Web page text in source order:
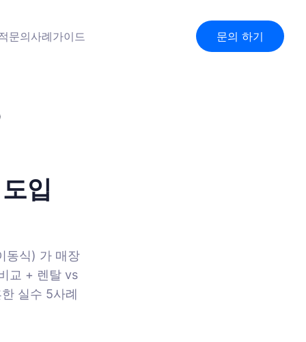
문의사례가이드 문의 하기
입
동식) 가 매장
교 + 렌탈 vs
실수 5사례